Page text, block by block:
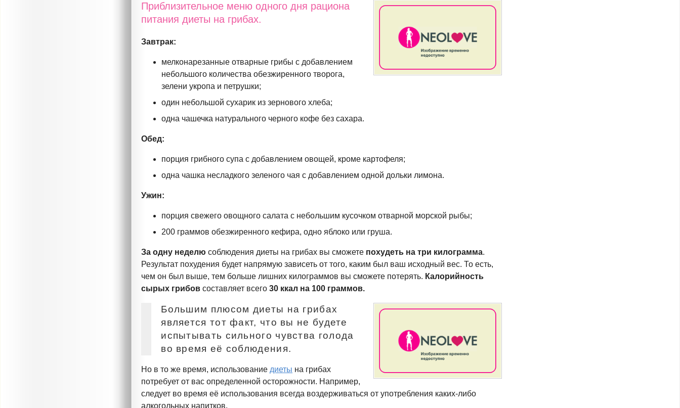
Приблизительное меню одного дня рациона
питания диеты на грибах.
Завтрак:
мелконарезанные отварные грибы с добавлением
небольшого количества обезжиренного творога,
зелени укропа и петрушки;
один небольшой сухарик из зернового хлеба;
одна чашечка натурального черного кофе без сахара.
Обед:
порция грибного супа с добавлением овощей, кроме картофеля;
одна чашка несладкого зеленого чая с добавлением одной дольки лимона.
Ужин:
порция свежего овощного салата с небольшим кусочком отварной морской рыбы;
200 граммов обезжиренного кефира, одно яблоко или груша.
За одну неделюсоблюдения диеты на грибах вы сможете похудеть на три килограмма.
Результат похудения будет напрямую зависеть от того, каким был ваш исходный вес. То есть,
чем он был выше, тем больше лишних килограммов вы сможете потерять. Калорийность
сырых грибовсоставляет всего30 ккал на 100 граммов.
Большим плюсом диеты на грибах
является тот факт, что вы не будете
испытывать сильного чувства голода
во время её соблюдения.
Но в то же время, использование диеты на грибах
потребует от вас определенной осторожности. Например,
следует во время её использования всегда воздерживаться от употребления каких-либо
алкогольных напитков.